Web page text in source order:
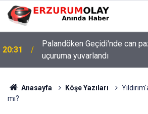
12:02
Erzurumspor FK’nın Süper
programı
Anasayfa Köşe Yazıları
mı?